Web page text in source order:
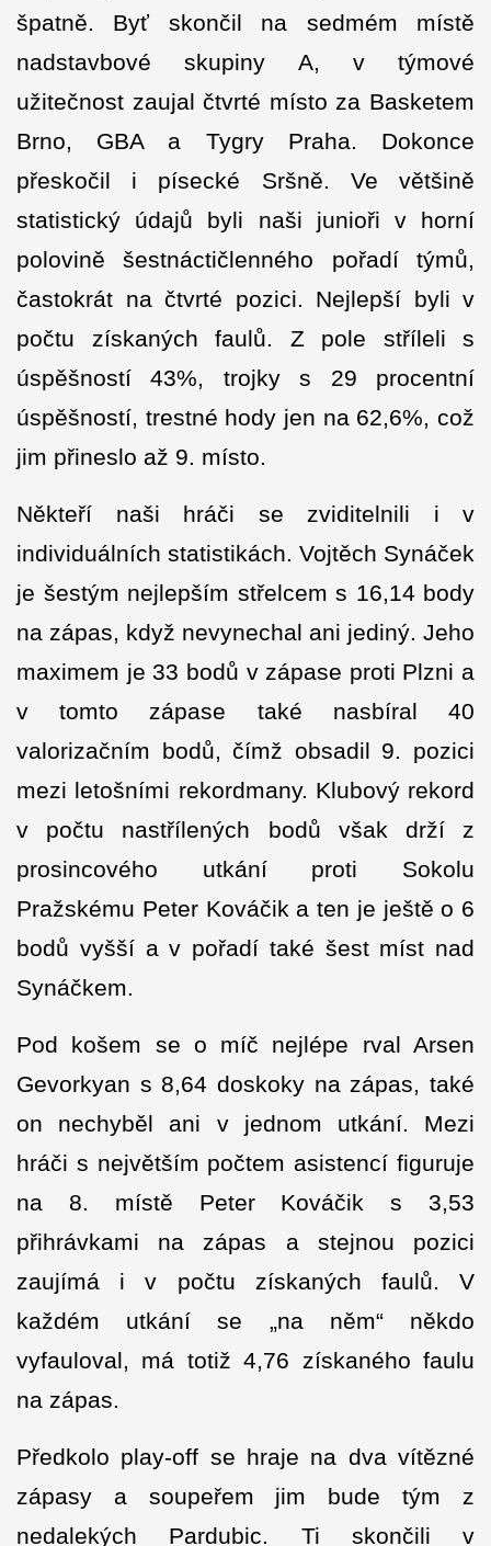
špatně. Byť skončil na sedmém místě
nadstavbové skupiny A, v týmové
užitečnost zaujal čtvrté místo za Basketem
Brno, GBA a Tygry Praha. Dokonce
přeskočil i písecké Sršně. Ve většině
statistický údajů byli naši junioři v horní
polovině šestnáctičlenného pořadí týmů,
častokrát na čtvrté pozici. Nejlepší byli v
počtu získaných faulů. Z pole stříleli s
úspěšností 43%, trojky s 29 procentní
úspěšností, trestné hody jen na 62,6%, což
jim přineslo až 9. místo.
Někteří naši hráči se zviditelnili i v
individuálních statistikách. Vojtěch Synáček
je šestým nejlepším střelcem s 16,14 body
na zápas, když nevynechal ani jediný. Jeho
maximem je 33 bodů v zápase proti Plzni a
v tomto zápase také nasbíral 40
valorizačním bodů, čímž obsadil 9. pozici
mezi letošními rekordmany. Klubový rekord
v počtu nastřílených bodů však drží z
prosincového utkání proti Sokolu
Pražskému Peter Kováčik a ten je ještě o 6
bodů vyšší a v pořadí také šest míst nad
Synáčkem.
Pod košem se o míč nejlépe rval Arsen
Gevorkyan s 8,64 doskoky na zápas, také
on nechyběl ani v jednom utkání. Mezi
hráči s největším počtem asistencí figuruje
na 8. místě Peter Kováčik s 3,53
přihrávkami na zápas a stejnou pozici
zaujímá i v počtu získaných faulů. V
každém utkání se „na něm“ někdo
vyfauloval, má totiž 4,76 získaného faulu
na zápas.
Předkolo play-off se hraje na dva vítězné
zápasy a soupeřem jim bude tým z
nedalekých Pardubic. Ti skončili v